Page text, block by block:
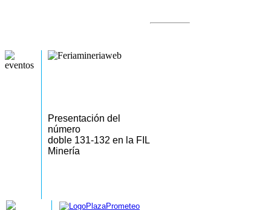
Presentación del
número
doble 131-132 en la FIL
Minería